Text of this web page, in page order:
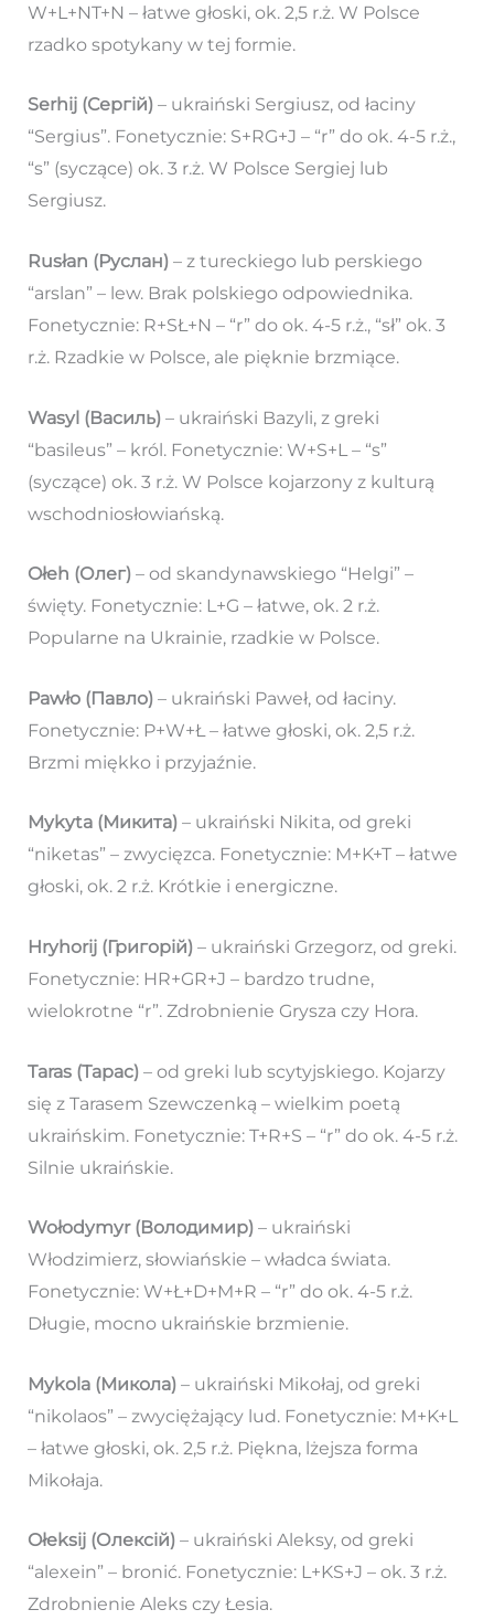
W+L+NT+N – łatwe głoski, ok. 2,5 r.ż. W Polsce
rzadko spotykany w tej formie.
Serhij (Сергій)– ukraiński Sergiusz, od łaciny
“Sergius”. Fonetycznie: S+RG+J – “r” do ok. 4-5 r.ż.,
“s” (syczące) ok. 3 r.ż. W Polsce Sergiej lub
Sergiusz.
Rusłan (Руслан)– z tureckiego lub perskiego
“arslan” – lew. Brak polskiego odpowiednika.
Fonetycznie: R+SŁ+N – “r” do ok. 4-5 r.ż., “sł” ok. 3
r.ż. Rzadkie w Polsce, ale pięknie brzmiące.
Wasyl (Василь)– ukraiński Bazyli, z greki
“basileus” – król. Fonetycznie: W+S+L – “s”
(syczące) ok. 3 r.ż. W Polsce kojarzony z kulturą
wschodniosłowiańską.
Ołeh (Олег)– od skandynawskiego “Helgi” –
święty. Fonetycznie: L+G – łatwe, ok. 2 r.ż.
Popularne na Ukrainie, rzadkie w Polsce.
Pawło (Павло)– ukraiński Paweł, od łaciny.
Fonetycznie: P+W+Ł – łatwe głoski, ok. 2,5 r.ż.
Brzmi miękko i przyjaźnie.
Mykyta (Микита)– ukraiński Nikita, od greki
“niketas” – zwycięzca. Fonetycznie: M+K+T – łatwe
głoski, ok. 2 r.ż. Krótkie i energiczne.
Hryhorij (Григорій)– ukraiński Grzegorz, od greki.
Fonetycznie: HR+GR+J – bardzo trudne,
wielokrotne “r”. Zdrobnienie Grysza czy Hora.
Taras (Тарас)– od greki lub scytyjskiego. Kojarzy
się z Tarasem Szewczenką – wielkim poetą
ukraińskim. Fonetycznie: T+R+S – “r” do ok. 4-5 r.ż.
Silnie ukraińskie.
Wołodymyr (Володимир)– ukraiński
Włodzimierz, słowiańskie – władca świata.
Fonetycznie: W+Ł+D+M+R – “r” do ok. 4-5 r.ż.
Długie, mocno ukraińskie brzmienie.
Mykola (Микола)– ukraiński Mikołaj, od greki
“nikolaos” – zwyciężający lud. Fonetycznie: M+K+L
– łatwe głoski, ok. 2,5 r.ż. Piękna, lżejsza forma
Mikołaja.
Ołeksij (Олексій)– ukraiński Aleksy, od greki
“alexein” – bronić. Fonetycznie: L+KS+J – ok. 3 r.ż.
Zdrobnienie Aleks czy Łesia.